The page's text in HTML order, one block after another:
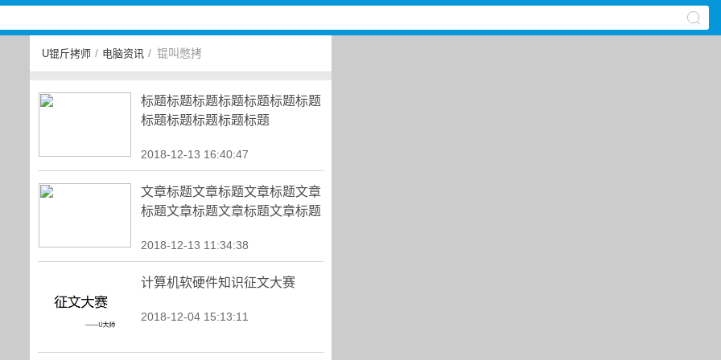
U锟斤拷师 / 电脑资讯 / 锟叫憋拷
标题标题标题标题标题标题标题
标题标题标题标题标题
2018-12-13 16:40:47
文章标题文章标题文章标题文章
标题文章标题文章标题文章标题
2018-12-13 11:34:38
计算机软硬件知识征文大赛
2018-12-04 15:13:11